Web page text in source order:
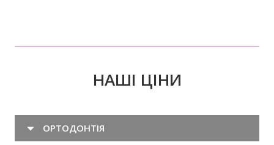
НАШІ ЦІНИ
ОРТОДОНТІЯ